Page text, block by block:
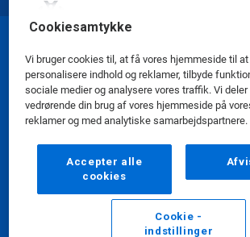
Cookiesamtykke
Vi bruger cookies til, at få vores hjemmeside til
personalisere indhold og reklamer, tilbyde
sociale medier og analysere vores traffik. Vi
vedrørende din brug af vores hjemmeside på
reklamer og med analytiske samarbejdspartnere.
Accepter alle
cookies
Cookie -
indstillinger
© Ecolab Inc. 2025
Sikkerhedsdatablade|
for brug